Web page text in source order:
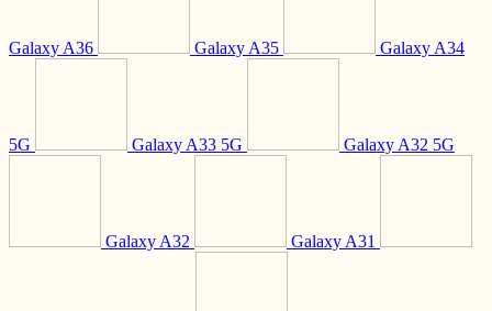
Galaxy A36 Galaxy A35 Galaxy A34
5G Galaxy A33 5G Galaxy A32 5G
Galaxy A32 Galaxy A31